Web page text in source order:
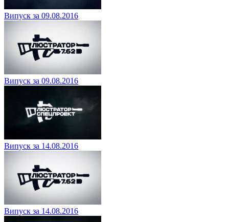
Випуск за 09.08.2016
Випуск за 09.08.2016
Випуск за 14.08.2016
Випуск за 14.08.2016